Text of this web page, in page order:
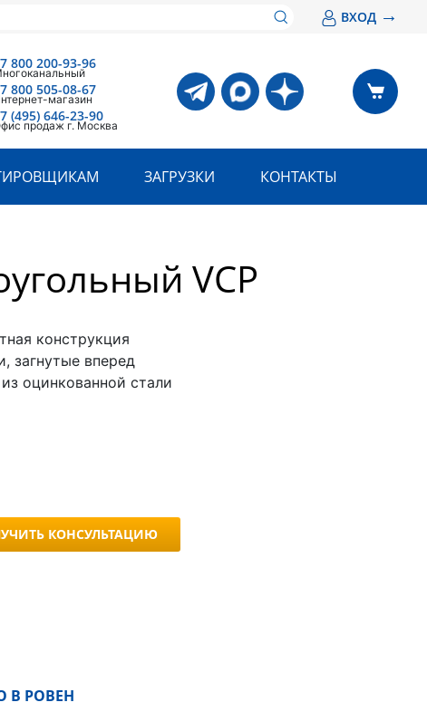
ВХОД →
800 200-93-96
800 505-08-67
магазин
(495) 646-23-90
продаж г. Москва
ЗАГРУЗКИ КОНТАКТЫ
VCP
конструкция
загнутые вперед
оцинкованной стали
КОНСУЛЬТАЦИЮ
В РОВЕН